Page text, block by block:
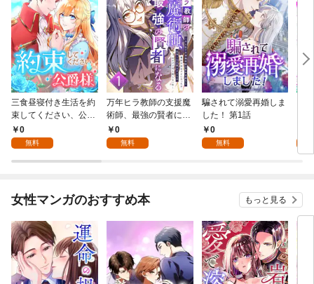
三食昼寝付き生活を約
束してください、公爵
様 1話
0
無料
万年ヒラ教師の支援魔
術師、最強の賢者にな
る～不人気の支援魔術
師は給料泥棒だと魔術
らない件～ 第1話
0
無料
騙されて溺愛再婚しま
した！ 第1話
0
無料
女性マンガのおすすめ本 もっと見る